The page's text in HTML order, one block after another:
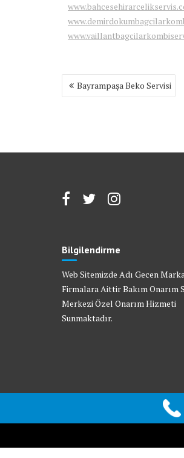
Yazı
gezinmesi
Bayrampaşa Beko Servisi
Bilgilendirme
Web Sitemizde Adı Gecen
Firmalara Aittir Bakım Onarım
Merkezi Özel Onarım Hizmeti
Sunmaktadır.